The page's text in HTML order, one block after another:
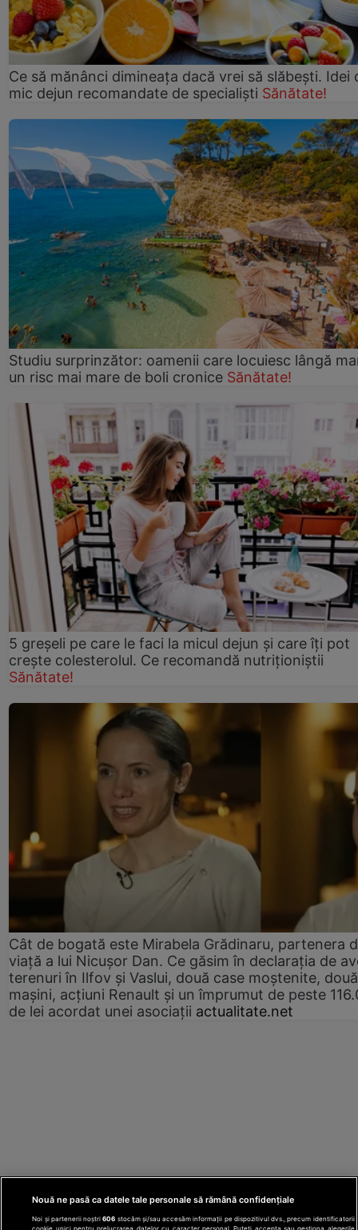
Ce să mănânci dimineața dacă vrei să slăbești. Idei
mic dejun recomandate de specialiști Sănătate!
Studiu surprinzător: oamenii care locuiesc lângă
un risc mai mare de boli cronice Sănătate!
5 greșeli pe care le faci la micul dejun și care îți pot
crește colesterolul. Ce recomandă nutriționiștii
Sănătate!
Cât de bogată este Mirabela Grădinaru, partenera
viață a lui Nicușor Dan. Ce găsim în declarația de
terenuri în Ilfov și Vaslui, două case moștenite, două
mașini, acțiuni Renault și un împrumut de peste
de lei acordat unei asociații actualitate.net
Nouă ne pasă ca datele tale personale să rămână confidențiale
Noi și partenerii noștri606 stocăm și/sau accesăm informații pe dispozitivul dvs., precum identificatorii
cookie unici pentru prelucrarea datelor cu caracter personal. Puteți accepta sau gestiona alegerile